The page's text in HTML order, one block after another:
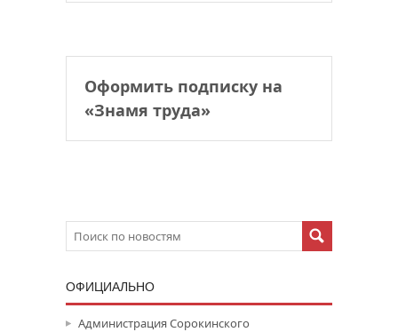
Оформить подписку на
«Знамя труда»
ОФИЦИАЛЬНО
Администрация Сорокинского